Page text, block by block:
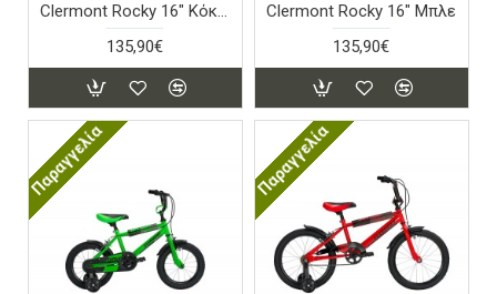
Clermont Rocky 16" Κόκκινο
135,90€
Clermont Rocky 16" Μπλε
135,90€
Παραγγελία Παραγγελία